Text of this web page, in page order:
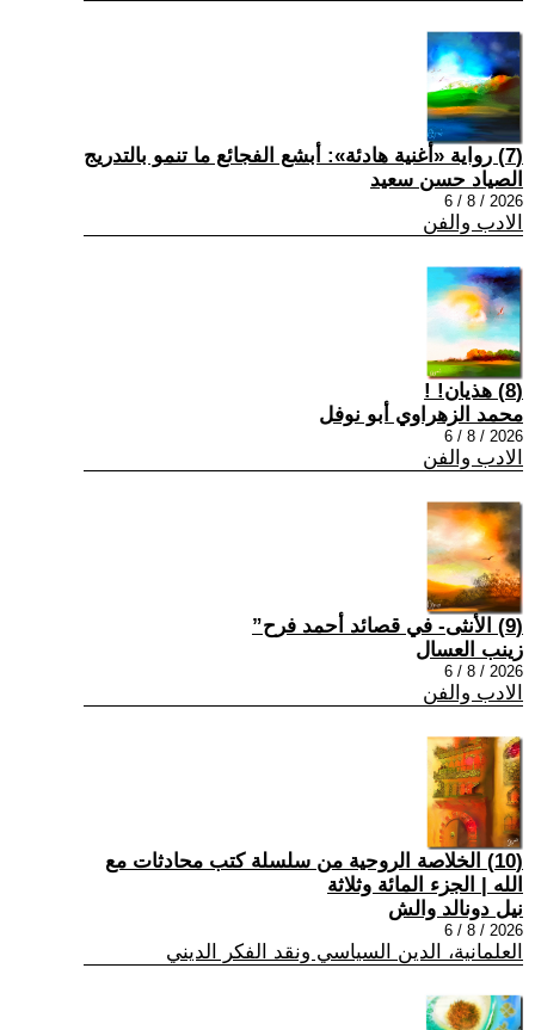
(7) رواية «أغنية هادئة»: أبشع الفجائع ما تنمو بالتدريج
الصياد حسن سعيد
2026 / 8 / 6
الادب والفن
(8) هذيان! !
محمد الزهراوي أبو نوفل
2026 / 8 / 6
الادب والفن
(9) الأنثى- في قصائد أحمد فرح”
زينب العسال
2026 / 8 / 6
الادب والفن
(10) الخلاصة الروحية من سلسلة كتب محادثات مع
الله | الجزء المائة وثلاثة
نيل دونالد والش
2026 / 8 / 6
العلمانية، الدين السياسي ونقد الفكر الديني